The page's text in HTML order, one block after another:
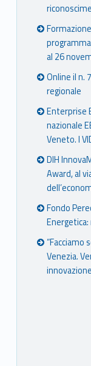
al 26
Online il n.
regionale
Enterprise
nazionale
Veneto. I
DIH
Award, al
Fondo
“Facciamo
Venezia.